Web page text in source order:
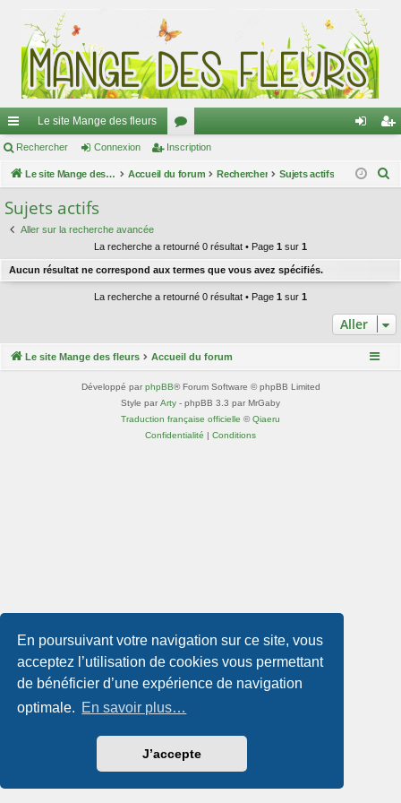
En poursuivant votre navigation sur ce site, vous
acceptez l’utilisation de cookies vous permettant
de bénéficier d’une expérience de navigation
optimale. En savoir plus…
J’accepte
ac
co
ur
ci
Le site Mange des fleurs
or
u ne cri
Rechercher Connexion Inscription
Le site Mange des fleurs Accueil du forum Rechercher Sujets actifs
e
Sujets actifs
Aller sur la recherche avancée
La recherche a retourné 0 résultat • Page 1 sur 1
Aucun résultat ne correspond aux termes que vous avez spécifiés.
La recherche a retourné 0 résultat • Page 1 sur 1
Aller
Le site Mange des fleurs Accueil du forum
Développé par phpBB® Forum Software © phpBB Limited
Style par Arty - phpBB 3.3 par MrGaby
Traduction française officielle ©Qiaeru
Confidentialité | Conditions